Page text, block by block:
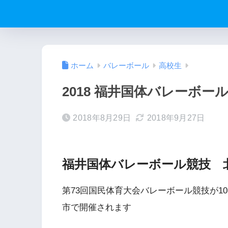
ホーム バレーボール 高校生
2018 福井国体バレーボー
2018年8月29日 2018年9月27日
福井国体バレーボール競技
第73回国民体育大会バレーボール競技が
市で開催されます